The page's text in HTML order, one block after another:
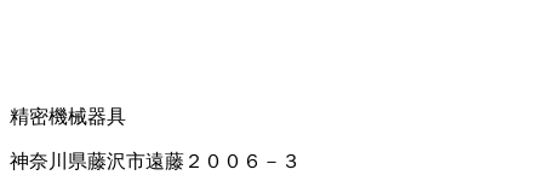
精密機械器具
神奈川県藤沢市遠藤２００６－３